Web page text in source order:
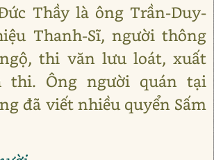
Thầy là ông Trần-Duy-
Thanh-Sĩ, người thông
thi văn lưu loát, xuất
thi. Ông người quán tại
đã viết nhiều quyển Sấm